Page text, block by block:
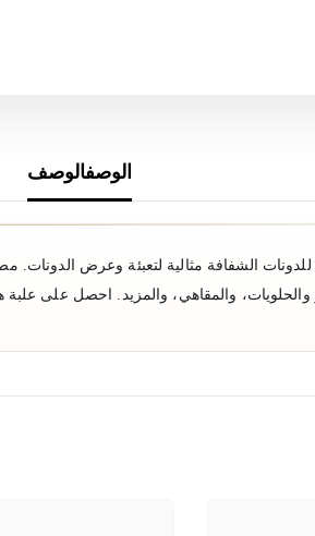
الوصفالوصف
والحلويات، والمقاهي، والمزيد. احصل على